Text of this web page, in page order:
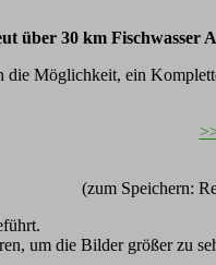
über 30 km
die Möglichkeit, ein
(zum Speichern:
um die Bilder größer zu